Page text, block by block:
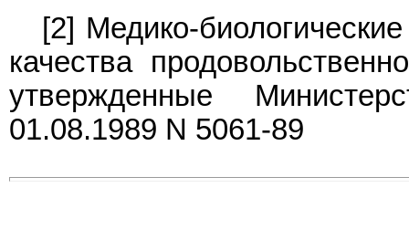
[2] Медико-
качества
утвержденные
01.08.1989 N 5061-89